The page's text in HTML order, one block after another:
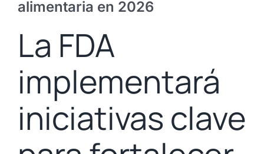
alimentaria en 2026
La FDA
implementará
iniciativas clave